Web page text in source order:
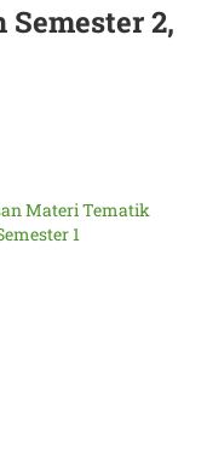
Semester 2,
Materi Tematik
1